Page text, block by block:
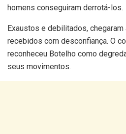
homens conseguiram derrotá-los.
Exaustos e debilitados,
recebidos com desconfiança. O
reconheceu Botelho como
seus movimentos.